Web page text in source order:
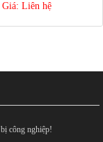
Giá: Liên hệ
công nghiệp!